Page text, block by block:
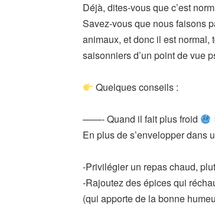
Déjà, dites-vous que c’est
Savez-vous que nous faisons
animaux, et donc il est normal,
saisonniers d’un point de vue
Quelques conseils :
——-Quand il fait plus froid
En plus de s’envelopper dans
-Privilégier un repas chaud,
-Rajoutez des épices qui
(qui apporte de la bonne